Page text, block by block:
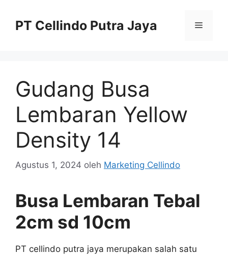
PT Cellindo Putra Jaya Menu
Gudang Busa
Lembaran Yellow
Density 14
Agustus 1, 2024 oleh Marketing Cellindo
Busa Lembaran Tebal
2cm sd 10cm
PT cellindo putra jaya merupakan salah satu